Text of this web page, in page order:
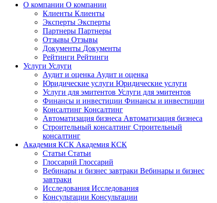
О компании О компании
Клиенты Клиенты
Эксперты Эксперты
Партнеры Партнеры
Отзывы Отзывы
Документы Документы
Рейтинги Рейтинги
Услуги Услуги
Аудит и оценка Аудит и оценка
Юридические услуги Юридические услуги
Услуги для эмитентов Услуги для эмитентов
Финансы и инвестиции Финансы и инвестиции
Консалтинг Консалтинг
Автоматизация бизнеса Автоматизация бизнеса
Строительный консалтинг Строительный
консалтинг
Академия КСК Академия КСК
Статьи Статьи
Глоссарий Глоссарий
Вебинары и бизнес завтраки Вебинары и бизнес
завтраки
Исследования Исследования
Консультации Консультации